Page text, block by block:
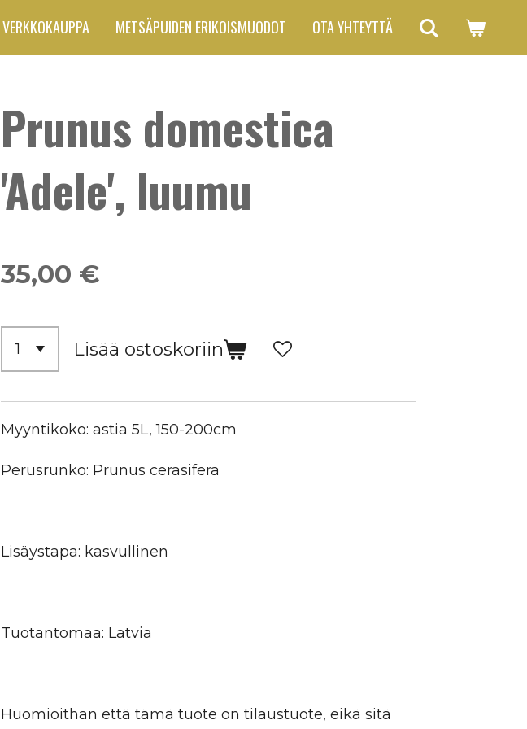
VERKKOKAUPPA METSÄPUIDEN ERIKOISMUODOT OTA YHTEYTTÄ
Prunus domestica
'Adele', luumu
35,00 €
Lisää ostoskoriin
Myyntikoko: astia 5L, 150-200cm
Perusrunko: Prunus cerasifera
Lisäystapa: kasvullinen
Tuotantomaa: Latvia
Huomioithan että tämä tuote on tilaustuote, eikä sitä